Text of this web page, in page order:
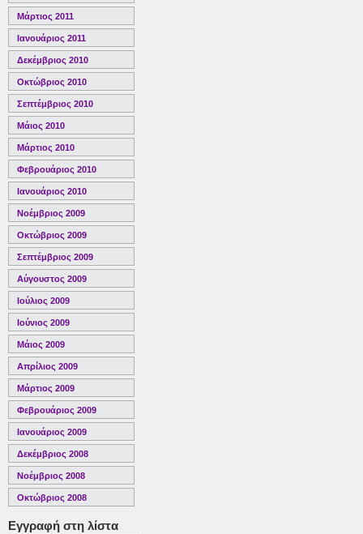
Μάρτιος 2011
Ιανουάριος 2011
Δεκέμβριος 2010
Οκτώβριος 2010
Σεπτέμβριος 2010
Μάιος 2010
Μάρτιος 2010
Φεβρουάριος 2010
Ιανουάριος 2010
Νοέμβριος 2009
Οκτώβριος 2009
Σεπτέμβριος 2009
Αύγουστος 2009
Ιούλιος 2009
Ιούνιος 2009
Μάιος 2009
Απρίλιος 2009
Μάρτιος 2009
Φεβρουάριος 2009
Ιανουάριος 2009
Δεκέμβριος 2008
Νοέμβριος 2008
Οκτώβριος 2008
Εγγραφή στη λίστα